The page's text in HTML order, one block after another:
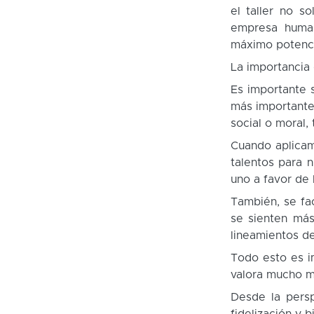
el taller no
empresa
máximo
La
Es importante
más
social o moral,
Cuando
talentos para
uno a favor de
También, se
se sienten
lineamientos
Todo esto es
valora mucho
Desde la